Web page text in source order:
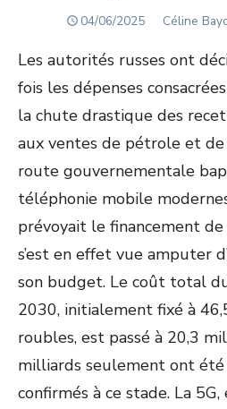
POSTED
04/06/2025 Author
Céline
Les autorités russes ont
fois les dépenses
la chute drastique des
aux ventes de pétrole et
route gouvernementale
téléphonie mobile
prévoyait le financement
s’est en effet vue amputer
son budget. Le coût total
2030, initialement fixé à
roubles, est passé à 20,3
milliards seulement ont
confirmés à ce stade. La